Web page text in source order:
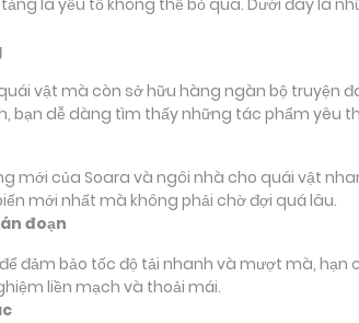
là yếu tố không thể bỏ qua. Dưới đây là
vật mà còn sở hữu hàng ngàn bộ truyện
bạn dễ dàng tìm thấy những tác phẩm yêu
của Soara và ngôi nhà cho quái vật
mới nhất mà không phải chờ đợi quá lâu.
đoạn
đảm bảo tốc độ tải nhanh và mượt mà,
liền mạch và thoải mái.